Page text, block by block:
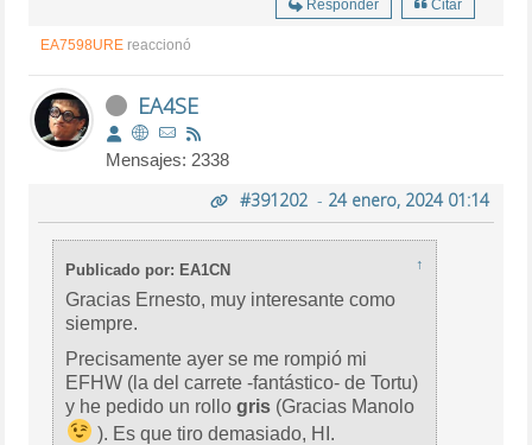
Responder Citar
EA7598URE reaccionó
EA4SE
Mensajes: 2338
#391202- 24 enero, 2024 01:14
Publicado por: EA1CN ↑
Gracias Ernesto, muy interesante como
siempre.
Precisamente ayer se me rompió mi
EFHW (la del carrete -fantástico- de Tortu)
y he pedido un rollogris (Gracias Manolo
). Es que tiro demasiado, HI.